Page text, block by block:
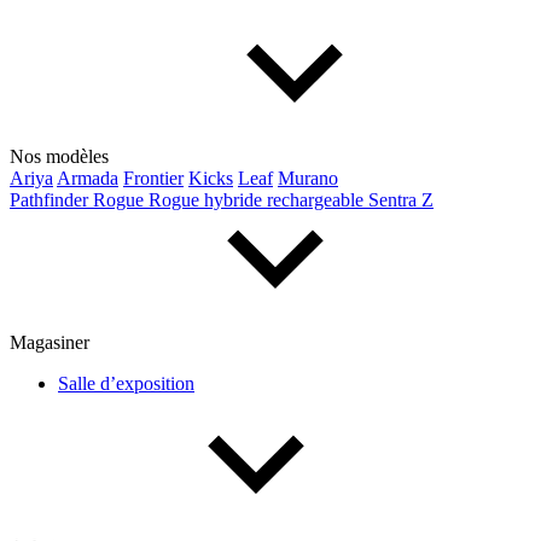
Nos modèles
Ariya Armada Frontier Kicks Leaf Murano
PathfinderRogue Rogue hybride rechargeable Sentra Z
Magasiner
Salle d’exposition